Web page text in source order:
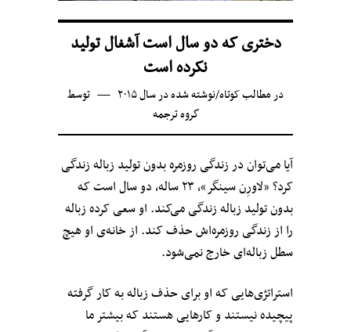
دختری که دو سال است آشغال تولید
نکرده است
درمطالب کوتاه/نوشته شده در سال ۲۰۱۵
توسط
گروه ترجمه
آیا می‌توان در زندگی روزمره بدون تولید زباله زندگی
کرد؟ «لاورِن سینگر»، ۲۳ ساله، دو سال است که
بدون تولید زباله زندگی می‌کند. او سعی کرده زباله
را از زندگی روزمره‌اش حذف کند. از خانه‌ی او هیچ‌
سطل زباله‌ای خارج نمی‌شود.
استراتژی‌هایی که او برای حذف زباله به کار گرفته
پیچیده نیستند و کارهایی هستند که بیشتر ما